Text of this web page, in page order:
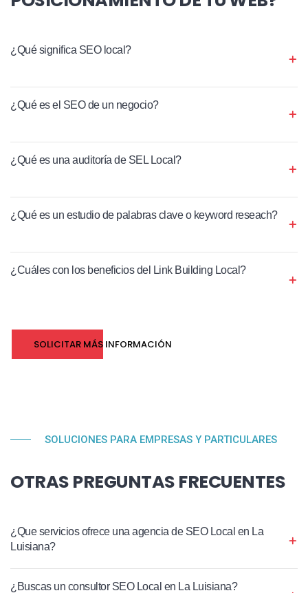
¿Qué significa SEO local?
¿Qué es el SEO de un negocio?
¿Qué es una auditoría de SEL Local?
¿Qué es un estudio de palabras clave o keyword reseach?
¿Cuáles con los beneficios del Link Building Local?
SOLICITAR MÁS INFORMACIÓN
SOLUCIONES PARA EMPRESAS Y PARTICULARES
OTRAS PREGUNTAS FRECUENTES
¿Que servicios ofrece una agencia de SEO Local en La
Luisiana?
¿Buscas un consultor SEO Local en La Luisiana?